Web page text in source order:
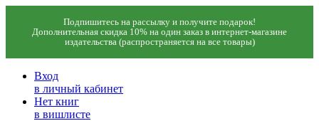
Подпишитесь на рассылку и получите подарок!
Дополнительная скидка 10% на один заказ в интернет-магазине
издательства (распространяется на все товары)
Вход
в личный кабинет
Нет книг
в вишлисте